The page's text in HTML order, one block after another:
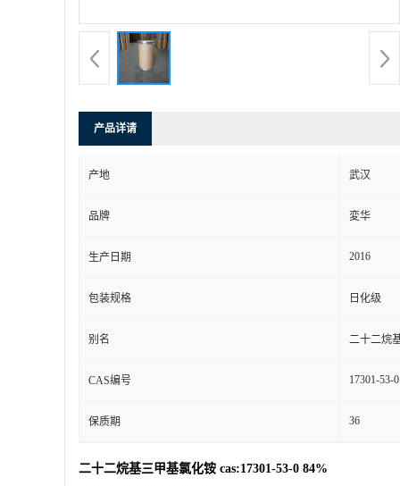
产品详请
产地 武汉
品牌 変华
生产日期 2016
包装规格 日化级
别名 二十二烷
CAS编号 17301-53-0
保质期 36
二十二烷基三甲基氯化铵 cas:17301-53-0 84%